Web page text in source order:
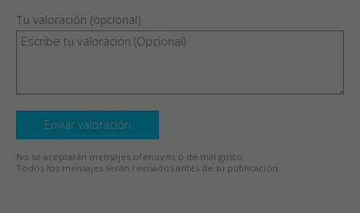
Tu valoración (opcional)
Enviar valoración
No se aceptarán mensajes ofensivos o de mal gusto.
Todos los mensajes serán revisados antes de su publicación.